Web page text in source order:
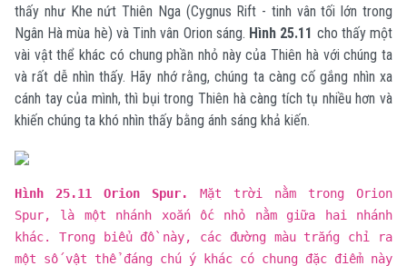
thấy như Khe nứt Thiên Nga (Cygnus Rift - tinh vân tối lớn trong
Ngân Hà mùa hè) và Tinh vân Orion sáng. Hình 25.11 cho thấy một
vài vật thể khác có chung phần nhỏ này của Thiên hà với chúng ta
và rất dễ nhìn thấy. Hãy nhớ rằng, chúng ta càng cố gắng nhìn xa
cánh tay của mình, thì bụi trong Thiên hà càng tích tụ nhiều hơn và
khiến chúng ta khó nhìn thấy bằng ánh sáng khả kiến.
Hình 25.11 Orion Spur.
Mặt trời nằm trong Orion
Spur, là một nhánh xoắn ốc nhỏ nằm giữa hai nhánh
khác. Trong biểu đồ này, các đường màu trắng chỉ ra
một số vật thể đáng chú ý khác có chung đặc điểm này